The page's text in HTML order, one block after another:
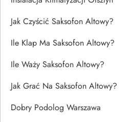
Jak Czyścić Saksofon Altowy?
Ile Klap Ma Saksofon Altowy?
Ile Waży Saksofon Altowy?
Jak Grać Na Saksofon Altowy?
Dobry Podolog Warszawa